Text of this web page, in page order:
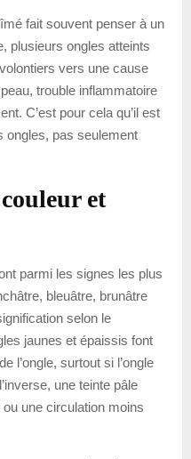
fait souvent penser à un
plusieurs ongles atteints
vers une cause
trouble inflammatoire
C’est pour cela qu’il est
ongles, pas seulement
et
parmi les signes les plus
bleuâtre, brunâtre
selon le
jaunes et épaissis font
l’ongle, surtout si l’ongle
une teinte pâle
une circulation moins